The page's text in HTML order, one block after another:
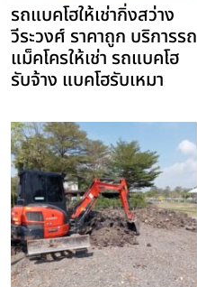
รถแบคโฮให้เช่ากิ่งสว่าง
วีระวงศ์ ราคาถูก บริการรถ
แม็คโครให้เช่า รถแบคโฮ
รับจ้าง แบคโฮรับเหมา